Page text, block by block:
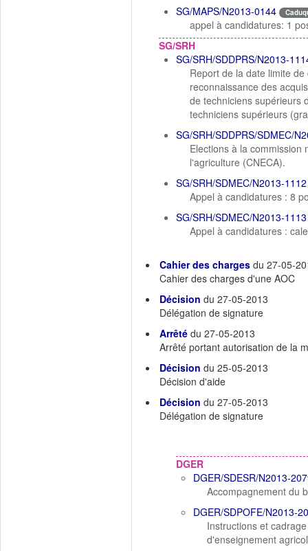
SG/MAPS/N2013-0144
appel à candidatures: 1
SG/SRH
SG/SRH/SDDPRS/N2013-
Report de la date limite
reconnaissance des
de techniciens supérieurs
techniciens supérieurs
SG/SRH/SDDPRS/SDMEC/
Elections à la
l'agriculture (CNECA).
SG/SRH/SDMEC/N2013-1112
Appel à candidatures : 8
SG/SRH/SDMEC/N2013-1113
Appel à candidatures :
Cahier des charges du 27-05-
Cahier des charges d'une AOC
Décision du 27-05-2013
Délégation de signature
Arrêté du 27-05-2013
Arrêté portant autorisation de la
Décision du 25-05-2013
Décision d'aide
Décision du 27-05-2013
Délégation de signature
DGER
DGER/SDESR/N2013-
Accompagnement du
DGER/SDPOFE/N2013-
Instructions et
d'enseignement